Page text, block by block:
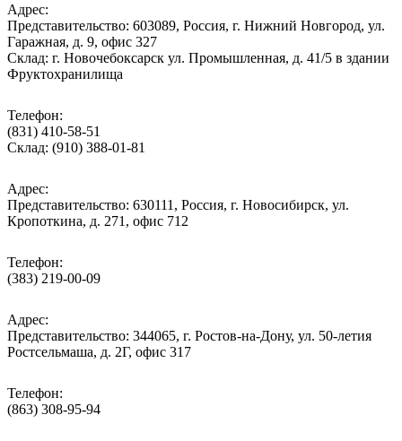
Адрес:
Представительство: 603089, Россия, г. Нижний Новгород, ул.
Гаражная, д. 9, офис 327
Склад: г. Новочебоксарск ул. Промышленная, д. 41/5 в здании
Фруктохранилища
Телефон:
(831) 410-58-51
Склад: (910) 388-01-81
Адрес:
Представительство: 630111, Россия, г. Новосибирск, ул.
Кропоткина, д. 271, офис 712
Телефон:
(383) 219-00-09
Адрес:
Представительство: 344065, г. Ростов-на-Дону, ул. 50-летия
Ростсельмаша, д. 2Г, офис 317
Телефон:
(863) 308-95-94